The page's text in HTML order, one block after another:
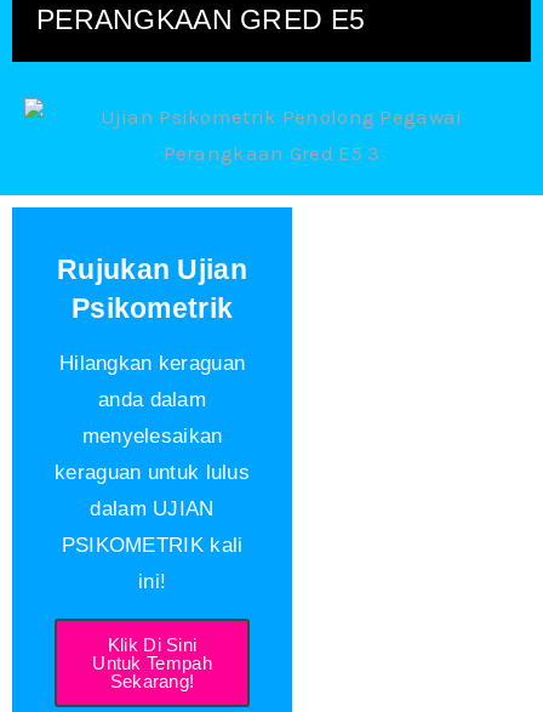
PERANGKAAN GRED E5
Rujukan Ujian
Psikometrik
Hilangkan keraguan
anda dalam
menyelesaikan
keraguan untuk lulus
dalam UJIAN
PSIKOMETRIK kali
ini!
Klik Di Sini
Untuk Tempah
Sekarang!